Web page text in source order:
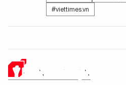
#viettimes.vn
Ý KIẾN CỦA BẠN